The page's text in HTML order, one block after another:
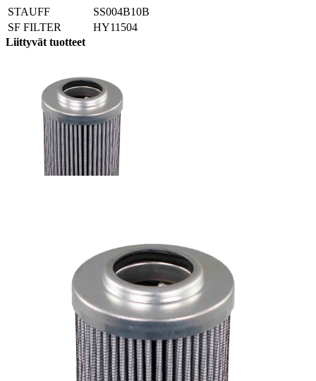
STAUFF
SS004B10B
SF FILTER
HY11504
Liittyvät tuotteet
Hydrauliikkaletkut
Erikoisletkut
Kokoonpano ja räätälöinti
Päävarasto
Digitaaliset tilauskanavat
Myymälät
Palveluvarastot
Ennakoiva kartoitus
Enerpac-huolto
24h päivystys